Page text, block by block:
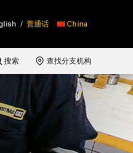
/ 普通话 China
搜索 查找分支机构